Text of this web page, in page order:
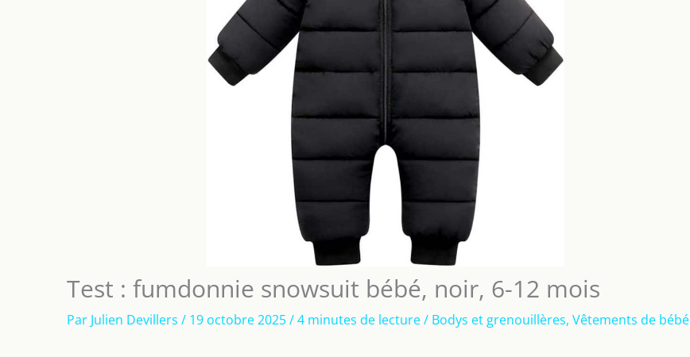
Test : fumdonnie snowsuit bébé, noir, 6-12 mois
Par Julien Devillers / 19 octobre 2025/4 minutes de lecture/ Bodys et grenouillères, Vêtements de bébé